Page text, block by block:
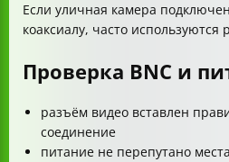
Если уличная камера
коаксиалу, часто используются
Проверка BNC и
разъём видео вставлен
соединение
питание не перепутано